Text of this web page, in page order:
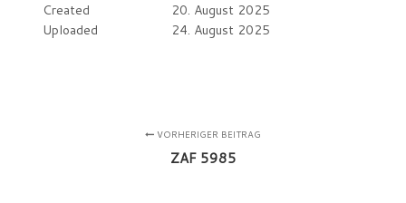
Created
20. August 2025
Uploaded
24. August 2025
VORHERIGER BEITRAG
ZAF 5985